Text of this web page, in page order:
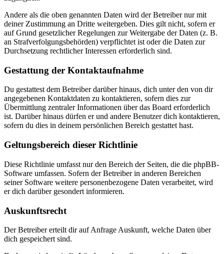
Andere als die oben genannten Daten wird der Betreiber nur mit
deiner Zustimmung an Dritte weitergeben. Dies gilt nicht, sofern er
auf Grund gesetzlicher Regelungen zur Weitergabe der Daten (z. B.
an Strafverfolgungsbehörden) verpflichtet ist oder die Daten zur
Durchsetzung rechtlicher Interessen erforderlich sind.
Gestattung der Kontaktaufnahme
Du gestattest dem Betreiber darüber hinaus, dich unter den von dir
angegebenen Kontaktdaten zu kontaktieren, sofern dies zur
Übermittlung zentraler Informationen über das Board erforderlich
ist. Darüber hinaus dürfen er und andere Benutzer dich kontaktieren,
sofern du dies in deinem persönlichen Bereich gestattet hast.
Geltungsbereich dieser Richtlinie
Diese Richtlinie umfasst nur den Bereich der Seiten, die die phpBB-
Software umfassen. Sofern der Betreiber in anderen Bereichen
seiner Software weitere personenbezogene Daten verarbeitet, wird
er dich darüber gesondert informieren.
Auskunftsrecht
Der Betreiber erteilt dir auf Anfrage Auskunft, welche Daten über
dich gespeichert sind.